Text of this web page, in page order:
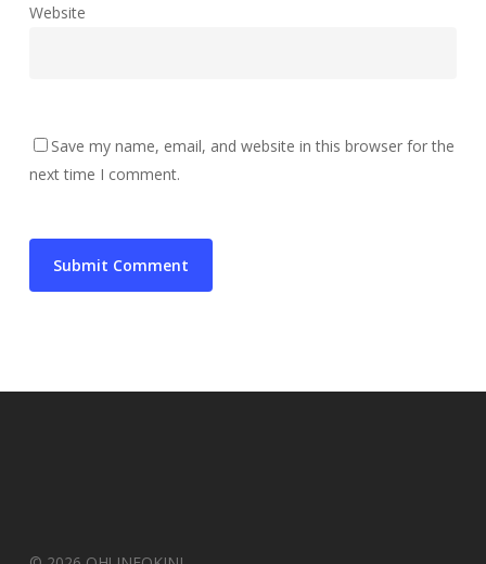
Website
Save my name, email, and website in this browser for the
next time I comment.